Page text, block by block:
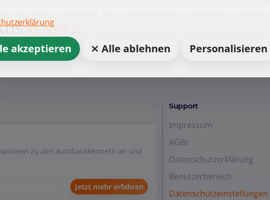
zu den Autohauskennern an und
Jetzt mehr erfahren
Support
Impressum
AGBs
Datenschutzerklärung
Benutzerbereich
Datenschutzeinstellungen
akzeptieren ⨯ Alle ablehnen Personalisieren